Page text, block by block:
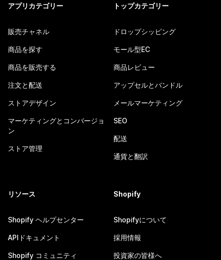
アプリカテゴリー
販売チャネル
商品を探す
商品を販売する
注文と配送
ストアデザイン
マーケティングとコンバージョ
ン
ストア管理
トップカテゴリー
ドロップシッピング
モール型EC
商品レビュー
アップセルとバンドル
メールマーケティング
SEO
配送
通貨と翻訳
リソース
Shopify ヘルプセンター
APIドキュメント
Shopify コミュニティ
Shopify
Shopifyについて
採用情報
投資家の皆様へ